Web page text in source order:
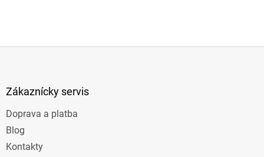
Zákaznícky servis
Doprava a platba
Blog
Kontakty